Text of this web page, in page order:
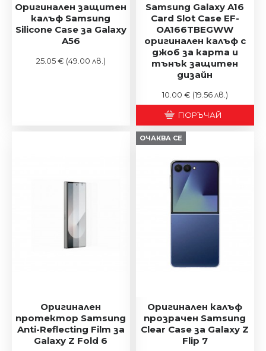
Оригинален защитен
калъф Samsung
Silicone Case за Galaxy
A56
25.05 € (49.00 лв.)
Samsung Galaxy A16
Card Slot Case EF-
OA166TBEGWW
оригинален калъф с
джоб за карта и
тънък защитен
дизайн
10.00 € (19.56 лв.)
ПОРЪЧАЙ
Оригинален
протектор Samsung
Anti-Reflecting Film за
Galaxy Z Fold 6
ОЧАКВА СЕ
Оригинален калъф
прозрачен Samsung
Clear Case за Galaxy Z
Flip 7